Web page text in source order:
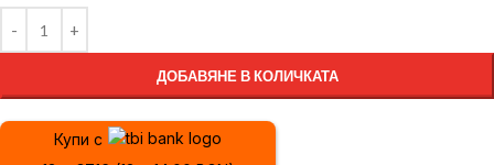
ДОБАВЯНЕ В КОЛИЧКАТА
Купи с